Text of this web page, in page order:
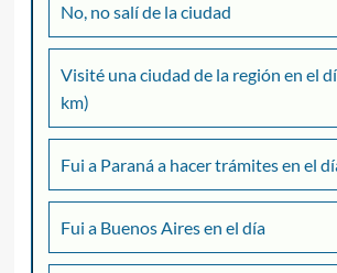
No, no salí de la ciudad
Visité una ciudad de la región en el
km)
Fui a Paraná a hacer trámites en el
Fui a Buenos Aires en el día